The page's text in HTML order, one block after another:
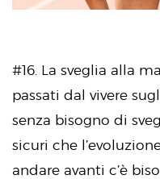
#16. La sveglia alla
passati dal vivere
senza bisogno di
sicuri che
andare avanti c’è